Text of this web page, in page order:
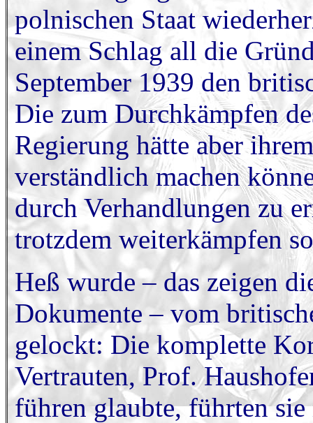
polnischen Staat
einem Schlag all die
September 1939 den
Die zum Durchkämpfen
Regierung hätte aber
verständlich machen
durch Verhandlungen zu
trotzdem weiterkämpfen
Heß wurde – das zeigen
Dokumente – vom
gelockt: Die komplette
Vertrauten, Prof.
führen glaubte, führten